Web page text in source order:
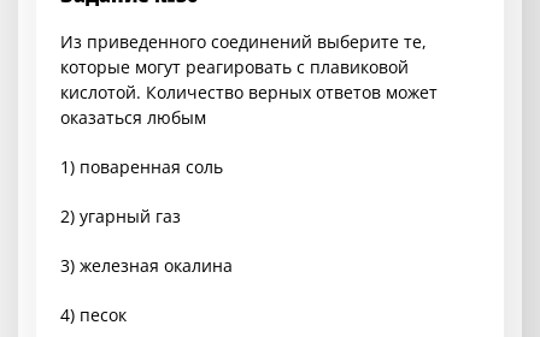
Из приведенного соединений выберите те,
которые могут реагировать с плавиковой
кислотой. Количество верных ответов может
оказаться любым
1) поваренная соль
2) угарный газ
3) железная окалина
4) песок